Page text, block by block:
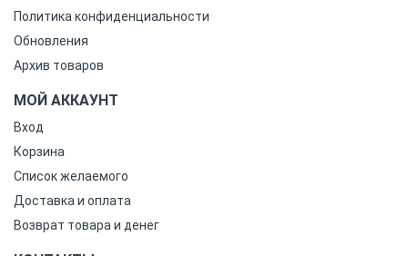
Политика конфиденциальности
Обновления
Архив товаров
МОЙ АККАУНТ
Вход
Корзина
Список желаемого
Доставка и оплата
Возврат товара и денег